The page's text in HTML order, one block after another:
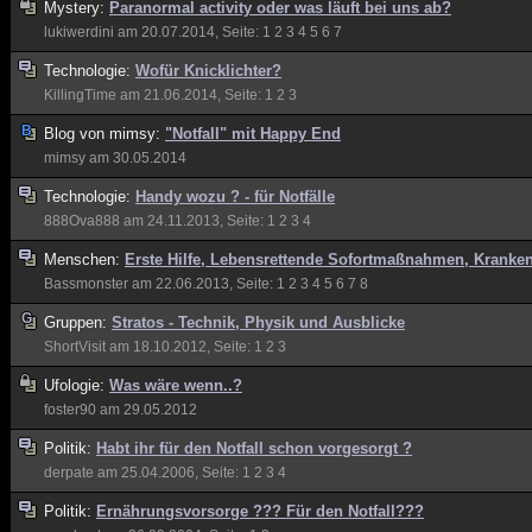
Mystery: Paranormal activity oder was läuft bei uns ab?
lukiwerdini am 20.07.2014, Seite: 1 2 3 4 5 6 7
Technologie: Wofür Knicklichter?
KillingTime am 21.06.2014, Seite: 1 2 3
Blog von mimsy: "Notfall" mit Happy End
mimsy am 30.05.2014
Technologie: Handy wozu ? - für Notfälle
888Ova888 am 24.11.2013, Seite: 1 2 3 4
Menschen: Erste Hilfe, Lebensrettende Sofortmaßnahmen,
Bassmonster am 22.06.2013, Seite: 1 2 3 4 5 6 7 8
Gruppen: Stratos - Technik, Physik und Ausblicke
ShortVisit am 18.10.2012, Seite: 1 2 3
Ufologie: Was wäre wenn..?
foster90 am 29.05.2012
Politik: Habt ihr für den Notfall schon vorgesorgt ?
derpate am 25.04.2006, Seite: 1 2 3 4
Politik: Ernährungsvorsorge ??? Für den Notfall???